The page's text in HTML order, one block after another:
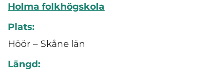
Holma folkhögskola
Plats:
Höör – Skåne län
Längd: